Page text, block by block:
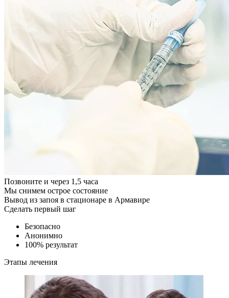
Позвоните и через 1,5 часа
Мы снимем острое состояние
Вывод из запоя в стационаре в Армавире
Сделать первый шаг
Безопасно
Анонимно
100% результат
Этапы лечения